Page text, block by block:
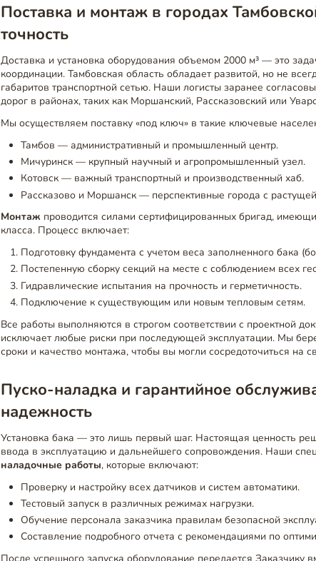
Поставка и монтаж в городах
точность
Доставка и установка оборудования объемом 2000 м³ — это
координации. Тамбовская область обладает развитой, но не
габаритов транспортной сетью. Наши логисты заранее
дорог в районах, таких как Моршанский, Рассказовский или
Мы осуществляем поставку «под ключ» в такие ключевые
Тамбов — административный и промышленный центр.
Мичуринск — крупный научный и агропромышленный узел.
Котовск — важный транспортный и производственный хаб.
Рассказово и Моршанск — перспективные города с
Монтаж проводится силами сертифицированных бригад,
класса. Процесс включает:
Подготовку фундамента с учетом веса заполненного бака
Постепенную сборку секций на месте с соблюдением всех
Гидравлические испытания на прочность и герметичность.
Подключение к существующим или новым тепловым сетям.
Все работы выполняются в строгом соответствии с проектной
исключает любые риски при последующей эксплуатации. Мы
сроки и качество монтажа, чтобы вы могли сосредоточиться на
Пуско-наладка и гарантийное
надежность
Установка бака — это лишь первый шаг. Настоящая ценность
ввода в эксплуатацию и дальнейшего сопровождения. Наши
наладочные работы, которые включают:
Проверку и настройку всех датчиков и систем автоматики.
Тестовый запуск в различных режимах нагрузки.
Обучение персонала заказчика правилам безопасной
Составление подробного отчета с рекомендациями по